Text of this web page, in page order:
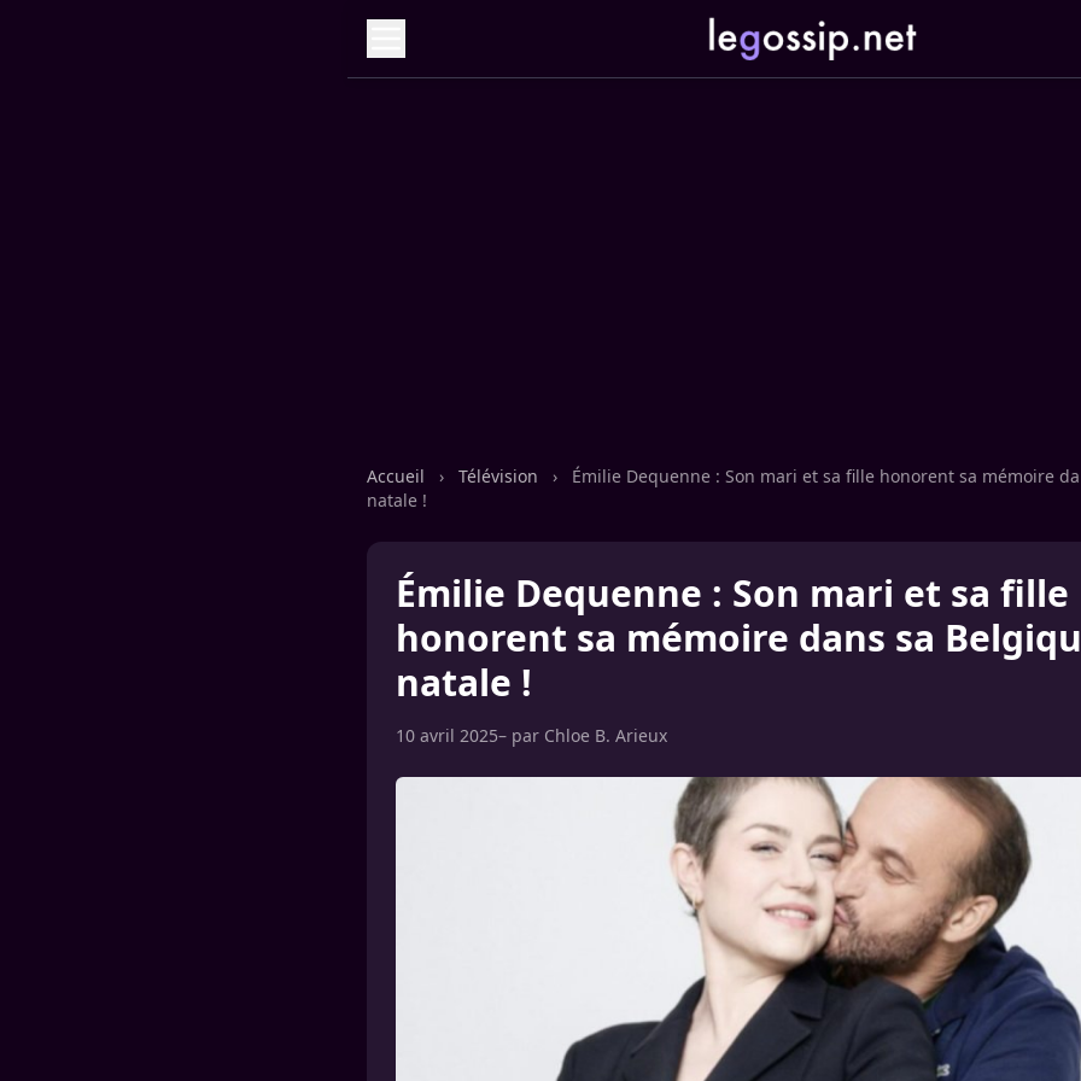
Accueil › Télévision ›
Émilie Dequenne : Son mari et sa fille honorent sa mémoire
natale !
Émilie Dequenne : Son mari et sa fille
honorent sa mémoire dans sa
natale !
10 avril 2025– par Chloe B. Arieux